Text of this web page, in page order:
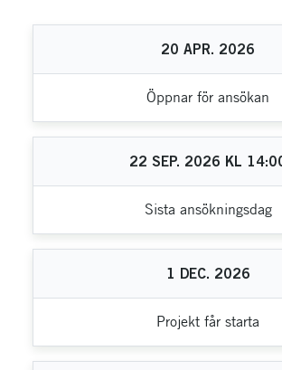
20 APR. 2026
Öppnar för ansökan
22 SEP. 2026 KL
Sista ansökningsdag
1 DEC. 2026
Projekt får starta